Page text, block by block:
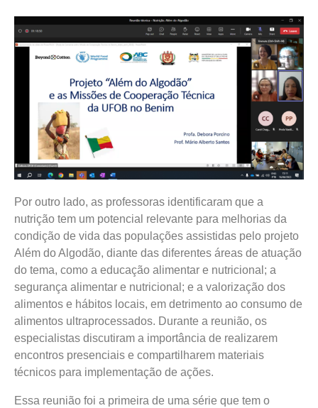
Por outro lado, as professoras identificaram que a
nutrição tem um potencial relevante para melhorias da
condição de vida das populações assistidas pelo projeto
Além do Algodão, diante das diferentes áreas de atuação
do tema, como a educação alimentar e nutricional; a
segurança alimentar e nutricional; e a valorização dos
alimentos e hábitos locais, em detrimento ao consumo de
alimentos ultraprocessados. Durante a reunião, os
especialistas discutiram a importância de realizarem
encontros presenciais e compartilharem materiais
técnicos para implementação de ações.
Essa reunião foi a primeira de uma série que tem o